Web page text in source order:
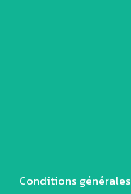
Conditions générales